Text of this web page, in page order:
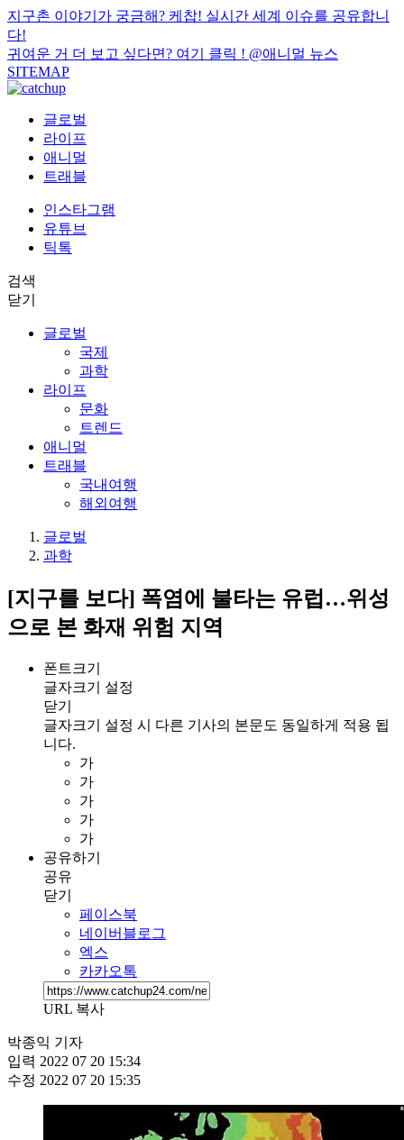
지구촌 이야기가 궁금해? 케찹! 실시간 세계 이슈를 공유합니
다!
귀여운 거 더 보고 싶다면? 여기 클릭 ! @애니멀 뉴스
SITEMAP
글로벌
라이프
애니멀
트래블
인스타그램
유튜브
틱톡
검색
닫기
글로벌
국제
과학
라이프
문화
트렌드
애니멀
트래블
국내여행
해외여행
글로벌
과학
[지구를 보다] 폭염에 불타는 유럽…위성
으로 본 화재 위험 지역
폰트크기
글자크기 설정
닫기
글자크기 설정 시 다른 기사의 본문도 동일하게 적용 됩
니다.
가
가
가
가
가
공유하기
공유
닫기
페이스북
네이버블로그
엑스
카카오톡
URL 복사
박종익 기자
입력 2022 07 20 15:34
수정 2022 07 20 15:35